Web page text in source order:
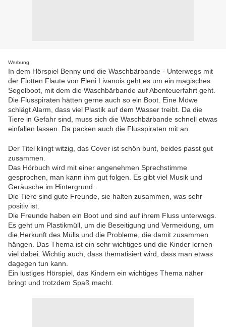
Werbung
In dem Hörspiel Benny und die Waschbärbande - Unterwegs mit
der Flotten Flaute von Eleni Livanois geht es um ein magisches
Segelboot, mit dem die Waschbärbande auf Abenteuerfahrt geht.
Die Flusspiraten hätten gerne auch so ein Boot. Eine Möwe
schlägt Alarm, dass viel Plastik auf dem Wasser treibt. Da die
Tiere in Gefahr sind, muss sich die Waschbärbande schnell etwas
einfallen lassen. Da packen auch die Flusspiraten mit an.
Der Titel klingt witzig, das Cover ist schön bunt, beides passt gut
zusammen.
Das Hörbuch wird mit einer angenehmen Sprechstimme
gesprochen, man kann ihm gut folgen. Es gibt viel Musik und
Geräusche im Hintergrund.
Die Tiere sind gute Freunde, sie halten zusammen, was sehr
positiv ist.
Die Freunde haben ein Boot und sind auf ihrem Fluss unterwegs.
Es geht um Plastikmüll, um die Beseitigung und Vermeidung, um
die Herkunft des Mülls und die Probleme, die damit zusammen
hängen. Das Thema ist ein sehr wichtiges und die Kinder lernen
viel dabei. Wichtig auch, dass thematisiert wird, dass man etwas
dagegen tun kann.
Ein lustiges Hörspiel, das Kindern ein wichtiges Thema näher
bringt und trotzdem Spaß macht.